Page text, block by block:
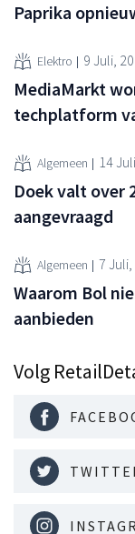
Paprika
Elektro 9 Juli,
MediaMarkt
techplatform
Algemeen 14
Doek valt over
aangevraagd
Algemeen 7
Waarom Bol
aanbieden
Volg